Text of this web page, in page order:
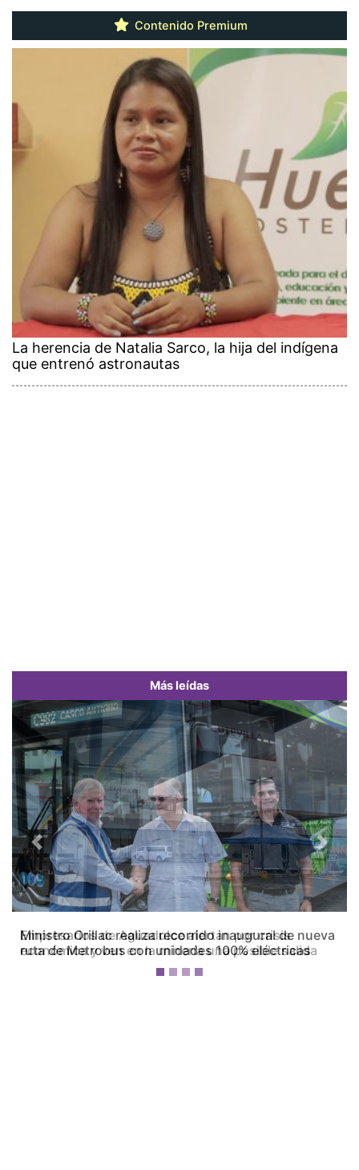
Contenido Premium
La herencia de Natalia Sarco, la hija del indígena
que entrenó astronautas
Más leídas
Empresarios de Aguadulce alertan por crisis
económica y ven en la minería una posible salida
Previous Next